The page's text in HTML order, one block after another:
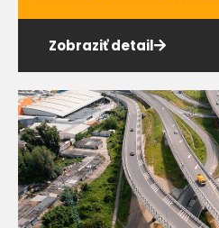
Zobraziť detail